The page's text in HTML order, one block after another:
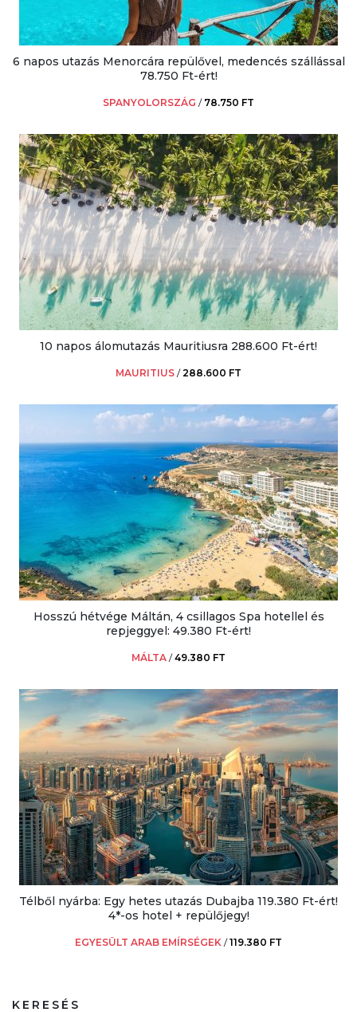
6 napos utazás Menorcára repülővel, medencés szállással
78.750 Ft-ért!
SPANYOLORSZÁG / 78.750 FT
10 napos álomutazás Mauritiusra 288.600 Ft-ért!
MAURITIUS /288.600 FT
Hosszú hétvége Máltán, 4 csillagos Spa hotellel és
repjeggyel: 49.380 Ft-ért!
MÁLTA /49.380 FT
Télből nyárba: Egy hetes utazás Dubajba 119.380 Ft-ért!
4*-os hotel + repülőjegy!
EGYESÜLT ARAB EMÍRSÉGEK /119.380 FT
KERESÉS